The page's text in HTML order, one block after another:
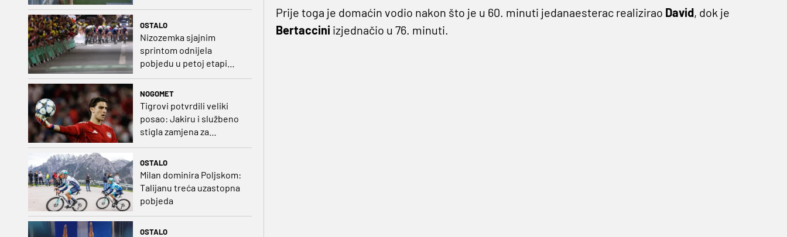
Rujevici se nešto pita i
OSTALO
Nizozemka sjajnim
sprintom odnijela
pobjedu u petoj etapi
NOGOMET
Tigrovi potvrdili veliki
posao: Jakiru i službeno
stigla zamjena za
OSTALO
Milan dominira Poljskom:
Talijanu treća uzastopna
pobjeda
OSTALO
Prije toga je domaćin vodio nakon što je u 60. minuti jedanaesterac realizirao David, dok je
Bertaccini izjednačio u 76. minuti.